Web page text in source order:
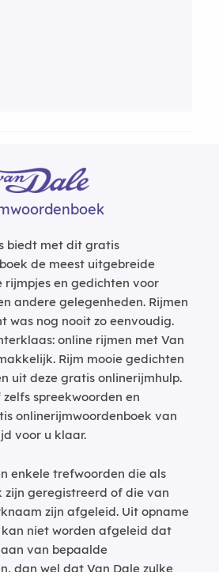
biedt met dit gratis
de meest uitgebreide
rijmpjes en gedichten voor
andere gelegenheden. Rijmen
was nog nooit zo eenvoudig.
online rijmen met Van
Rijm mooie gedichten
uit deze gratis onlinerijmhulp.
spreekwoorden en
onlinerijmwoordenboek van
voor u klaar.
enkele trefwoorden die als
zijn geregistreerd of die van
zijn afgeleid. Uit opname
niet worden afgeleid dat
van bepaalde
dan wel dat Van Dale zulke